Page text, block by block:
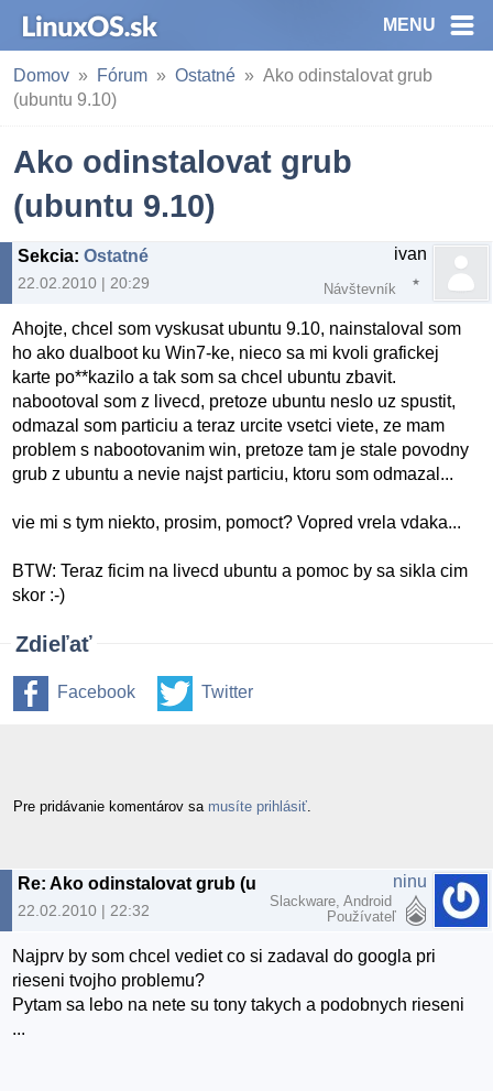
MENU
Domov Fórum Ostatné
Ako odinstalovat grub
(ubuntu 9.10)
Ako odinstalovat grub
(ubuntu 9.10)
Sekcia: Ostatné
22.02.2010 | 20:29
ivan
Návštevník
Ahojte, chcel som vyskusat ubuntu 9.10, nainstaloval som
ho ako dualboot ku Win7-ke, nieco sa mi kvoli grafickej
karte po**kazilo a tak som sa chcel ubuntu zbavit.
nabootoval som z livecd, pretoze ubuntu neslo uz spustit,
odmazal som particiu a teraz urcite vsetci viete, ze mam
problem s nabootovanim win, pretoze tam je stale povodny
grub z ubuntu a nevie najst particiu, ktoru som odmazal...
vie mi s tym niekto, prosim, pomoct? Vopred vrela vdaka...
BTW: Teraz ficim na livecd ubuntu a pomoc by sa sikla cim
skor :-)
Zdieľať
Facebook Twitter
Pre pridávanie komentárov sa musíte prihlásiť
22.02.2010 | 22:32
ninu
Slackware, Android
Používateľ
Najprv by som chcel vediet co si zadaval do googla pri
rieseni tvojho problemu?
Pytam sa lebo na nete su tony takych a podobnych rieseni
...